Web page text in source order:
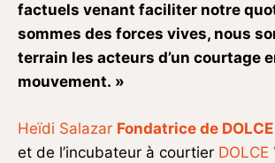
factuels venant faciliter notre
sommes des forces vives, nous
terrain les acteurs d’un courtage
mouvement. »
Heïdi Salazar Fondatrice de
et de l’incubateur à courtier DOLCE